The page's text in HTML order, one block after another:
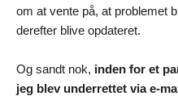
om at vente på, at problemet
derefter blive opdateret.
Og sandt nok, inden for et
jeg blev underrettet via e-